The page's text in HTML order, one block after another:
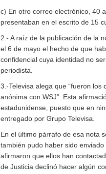
c) En otro correo electrónico, 40
presentaban en el escrito de 15
2.- A raíz de la publicación de la
el 6 de mayo el hecho de que
confidencial cuya identidad no
periodista.
3.-Televisa alega que “fueron
anónima con WSJ”. Esta
estadunidense, puesto que en
entregado por Grupo Televisa.
En el último párrafo de esa nota
también pudo haber sido
afirmaron que ellos han
de Justicia declinó hacer algún